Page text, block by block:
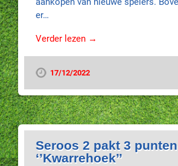
er…
Verder lezen →
17/12/2022
Seroos 2 pakt 3
‘’Kwarrehoek’’